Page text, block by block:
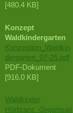
[480.4 KB]
Konzept
Waldkindergarten
Konzeption_Waldkin
dergarten_07-25.pdf
PDF-Dokument
[916.0 KB]
Waldkinder
Hörbranz_Organisati